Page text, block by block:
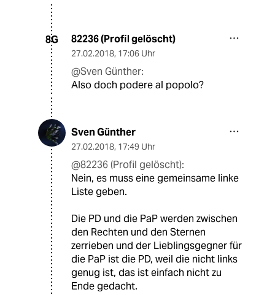
8G 82236 (Profil gelöscht)
27.02.2018, 17:06 Uhr
@Sven Günther:
Also doch podere al popolo?
Sven Günther
27.02.2018, 17:49 Uhr
@82236 (Profil gelöscht):
Nein, es muss eine gemeinsame linke
Liste geben.
Die PD und die PaP werden zwischen
den Rechten und den Sternen
zerrieben und der Lieblingsgegner für
die PaP ist die PD, weil die nicht links
genug ist, das ist einfach nicht zu
Ende gedacht.